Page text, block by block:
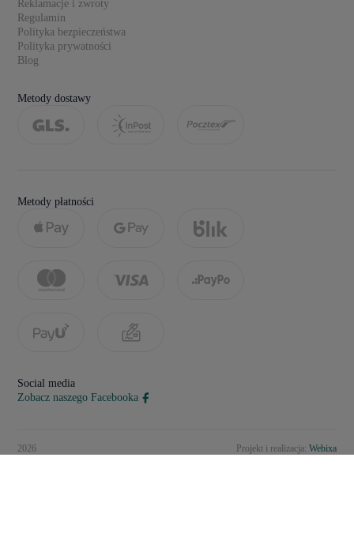
Reklamacje i zwroty
Regulamin
Polityka bezpieczeństwa
Polityka prywatności
Blog
Metody dostawy
Metody płatności
Social media
Zobacz naszego Facebooka
2026 Projekt i realizacja: Webixa